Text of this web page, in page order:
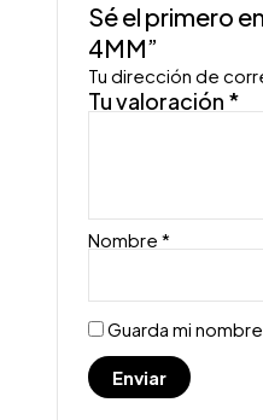
Sé el primero
4MM”
Tu dirección de
Tu valoración *
Nombre*
Guarda mi